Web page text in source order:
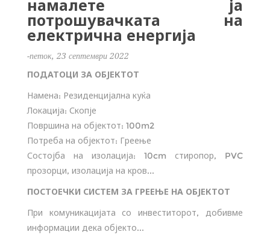
намалете ја
потрошувачката на
електрична енергија
-петок, 23 септември 2022
ПОДАТОЦИ ЗА ОБЈЕКТОТ
Намена: Резиденцијална куќа
Локација: Скопје
Површина на објектот: 100m2
Потреба на објектот: Греење
Состојба на изолација: 10cm стиропор, PVC
прозорци, изолација на кров...
ПОСТОЕЧКИ СИСТЕМ ЗА ГРЕЕЊЕ НА ОБЈЕКТОТ
При комуникацијата со инвеститорот, добивме
информации дека објекто...